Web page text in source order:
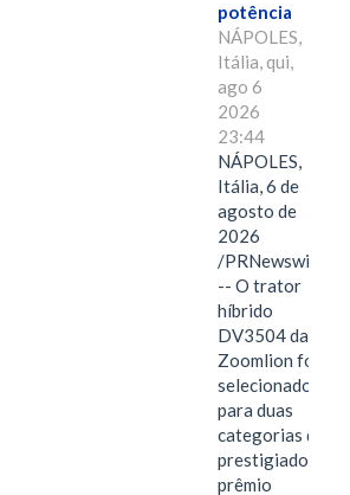
potência
NÁPOLES,
Itália, qui,
ago 6
2026
23:44
NÁPOLES,
Itália, 6 de
agosto de
2026
/PRNewswire/
-- O trator
híbrido
DV3504 da
Zoomlion foi
selecionado
para duas
categorias do
prestigiado
prêmio